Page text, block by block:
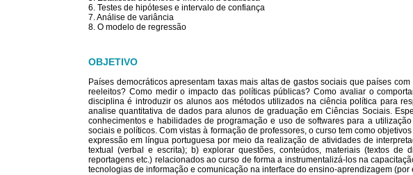
6. Testes de hipóteses e intervalo de confiança
7. Análise de variância
8. O modelo de regressão
OBJETIVO
Países democráticos apresentam taxas mais altas de gastos sociais que países
reeleitos? Como medir o impacto das políticas públicas? Como avaliar o
disciplina é introduzir os alunos aos métodos utilizados na ciência política para
analise quantitativa de dados para alunos de graduação em Ciências Sociais.
conhecimentos e habilidades de programação e uso de softwares para a
sociais e políticos. Com vistas à formação de professores, o curso tem como
expressão em língua portuguesa por meio da realização de atividades de
textual (verbal e escrita); b) explorar questões, conteúdos, materiais (textos de
reportagens etc.) relacionados ao curso de forma a instrumentalizá-los na
tecnologias de informação e comunicação na interface do ensino-aprendizagem